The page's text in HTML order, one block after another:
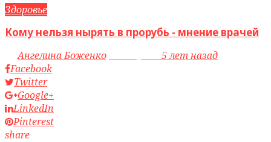
Здоровье
Кому нельзя нырять в прорубь - мнение врачей
byАнгелина Боженко
5 лет назад
Facebook
Twitter
Google+
LinkedIn
Pinterest
share